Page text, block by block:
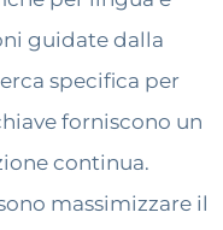
guidate dalla
specifica per
forniscono un
continua.
massimizzare il